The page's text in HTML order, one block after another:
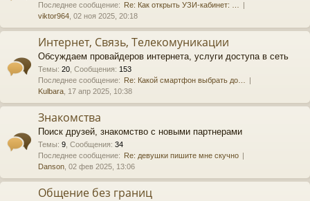
Последнее сообщение: Re: Как открыть УЗИ-кабинет: …
viktor964 , 02 ноя 2025, 20:18
Интернет, Связь, Телекомуникации
Обсуждаем провайдеров интернета, услуги доступа в сеть
Темы: 20 Сообщения: 153
Последнее сообщение: Re: Какой смартфон выбрать до…
Kulbara , 17 апр 2025, 10:38
Знакомства
Поиск друзей, знакомство с новыми партнерами
Темы: 9 Сообщения: 34
Последнее сообщение: Re: девушки пишите мне скучно
Danson , 02 фев 2025, 13:06
Общение без границ